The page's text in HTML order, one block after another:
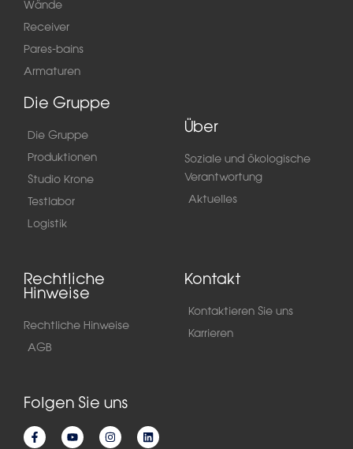
Wände
Receiver
Pares-bains
Armaturen
Die Gruppe
Die Gruppe
Produktionen
Studio Krone
Testlabor
Logistik
Über
Soziale und ökologische
Verantwortung
Aktuelles
Rechtliche
Hinweise
Rechtliche Hinweise
AGB
Kontakt
Kontaktieren Sie uns
Karrieren
Folgen Sie uns